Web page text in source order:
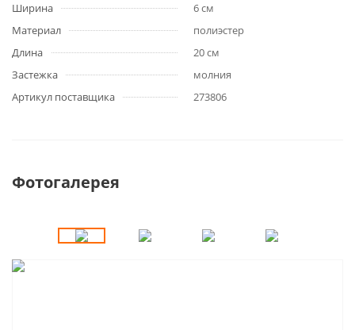
Ширина
6 см
Материал
полиэстер
Длина
20 см
Застежка
молния
Артикул поставщика
273806
Фотогалерея